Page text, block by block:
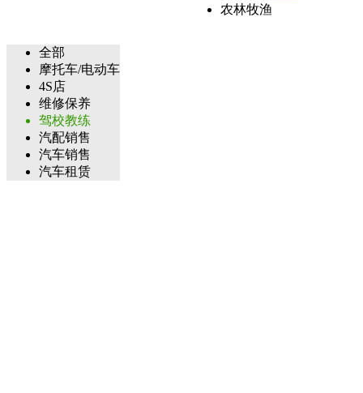
农林牧渔
全部
摩托车/电动车
4S店
维修保养
驾校教练
汽配销售
汽车销售
汽车租赁